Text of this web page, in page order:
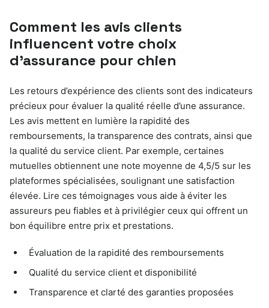
Comment les avis clients
influencent votre choix
d’assurance pour chien
Les retours d’expérience des clients sont des indicateurs
précieux pour évaluer la qualité réelle d’une assurance.
Les avis mettent en lumière la rapidité des
remboursements, la transparence des contrats, ainsi que
la qualité du service client. Par exemple, certaines
mutuelles obtiennent une note moyenne de 4,5/5 sur les
plateformes spécialisées, soulignant une satisfaction
élevée. Lire ces témoignages vous aide à éviter les
assureurs peu fiables et à privilégier ceux qui offrent un
bon équilibre entre prix et prestations.
Évaluation de la rapidité des remboursements
Qualité du service client et disponibilité
Transparence et clarté des garanties proposées